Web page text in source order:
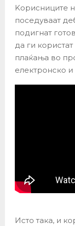
Kорисниците
поседуваат
подигнат
да ги
плаќања во
електронско
Исто така, и